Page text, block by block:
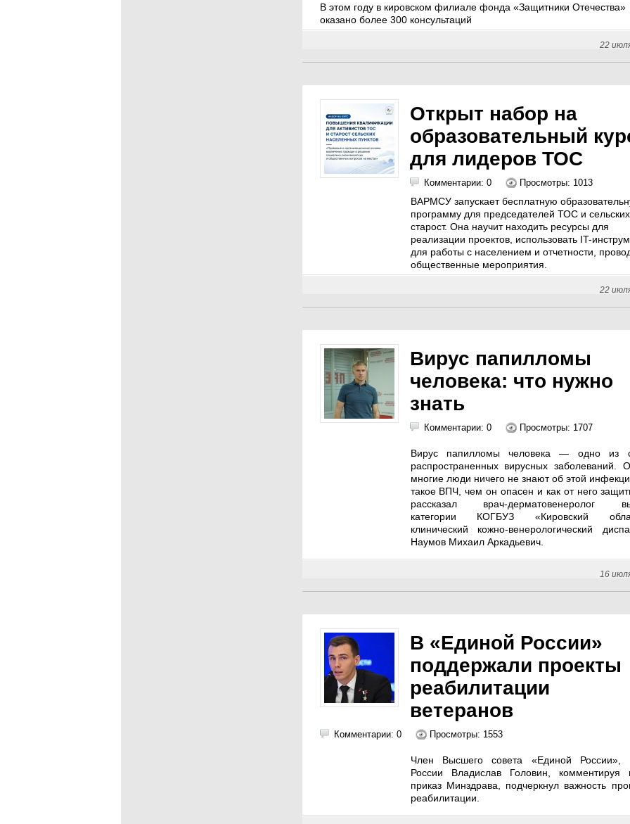
В этом году в кировском филиале фонда «Защитники Отечества»
оказано более 300 консультаций
22
Открыт набор на
образовательный
для лидеров ТОС
Комментарии: 0 Просмотры: 1013
ВАРМСУ запускает бесплатную
программу для председателей ТОС и сельских
старост. Она научит находить ресурсы для
реализации проектов, использовать IT-
для работы с населением и отчетности,
общественные мероприятия.
22
Вирус папилломы
человека: что нужно
знать
Комментарии: 0 Просмотры: 1707
Вирус папилломы человека — одно из
распространенных вирусных заболеваний.
многие люди ничего не знают об этой
такое ВПЧ, чем он опасен и как от него
рассказал врач-дерматовенеролог
категории КОГБУЗ «Кировский
клинический кожно-венерологический
Наумов Михаил Аркадьевич.
16
В «Единой России»
поддержали проекты
реабилитации
ветеранов
Комментарии: 0 Просмотры: 1553
Член Высшего совета «Единой России»,
России Владислав Головин, комментируя
приказ Минздрава, подчеркнул важность
реабилитации.